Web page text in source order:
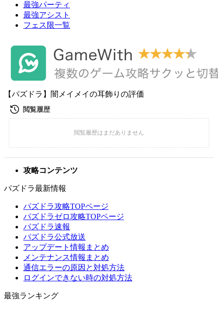
最強パーティ
最強アシスト
フェス限一覧
【パズドラ】闇メイメイの耳飾りの評価
攻略コンテンツ
パズドラ最新情報
パズドラ攻略TOPページ
パズドラゼロ攻略TOPページ
パズドラ速報
パズドラ公式放送
アップデート情報まとめ
メンテナンス情報まとめ
通信エラーの原因と対処方法
ログインできない時の対処方法
最強ランキング